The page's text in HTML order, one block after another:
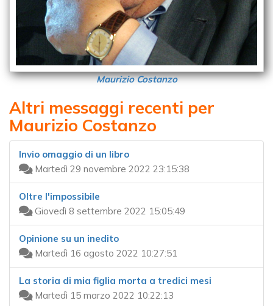
Maurizio Costanzo
Altri messaggi recenti per
Maurizio Costanzo
Invio omaggio di un libro
Martedì 29 novembre 2022 23:15:38
Oltre l'impossibile
Giovedì 8 settembre 2022 15:05:49
Opinione su un inedito
Martedì 16 agosto 2022 10:27:51
La storia di mia figlia morta a tredici mesi
Martedì 15 marzo 2022 10:22:13